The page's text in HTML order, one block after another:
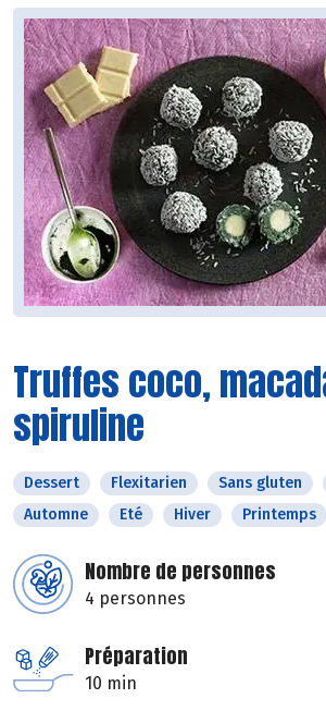
Truffes coco,
spiruline
Dessert Flexitarien Sans gluten
Automne
Eté Hiver Printemps
Nombre de personnes
4 personnes
Préparation
10 min